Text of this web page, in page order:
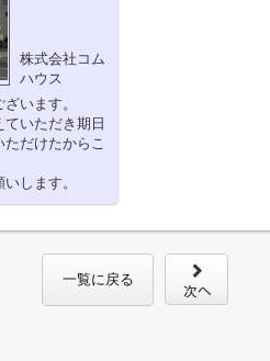
株式会社コム
ハウス
います。
いただき期日
だけたからこ
します。
一覧に戻る